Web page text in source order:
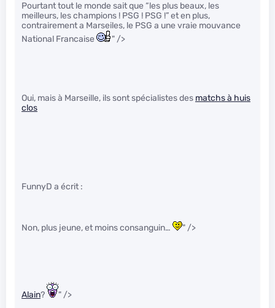
Pourtant tout le monde sait que “les plus beaux, les
meilleurs, les champions ! PSG ! PSG !” et en plus,
contrairement a Marseiles, le PSG a une vraie mouvance
National Francaise
" />
Oui, mais à Marseille, ils sont spécialistes des matchs à huis
clos
FunnyD a écrit :
Non, plus jeune, et moins consanguin… " />
Alain? " />